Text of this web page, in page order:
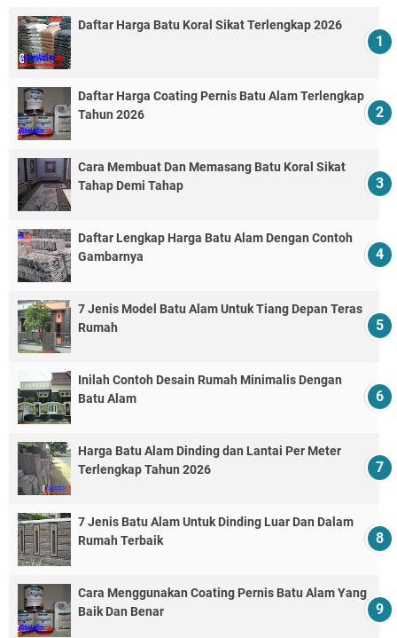
Daftar Harga Batu Koral Sikat Terlengkap 2026
Daftar Harga Coating Pernis Batu Alam Terlengkap
Tahun 2026
Cara Membuat Dan Memasang Batu Koral Sikat
Tahap Demi Tahap
Daftar Lengkap Harga Batu Alam Dengan Contoh
Gambarnya
7 Jenis Model Batu Alam Untuk Tiang Depan Teras
Rumah
Inilah Contoh Desain Rumah Minimalis Dengan
Batu Alam
Harga Batu Alam Dinding dan Lantai Per Meter
Terlengkap Tahun 2026
7 Jenis Batu Alam Untuk Dinding Luar Dan Dalam
Rumah Terbaik
Cara Menggunakan Coating Pernis Batu Alam Yang
Baik Dan Benar